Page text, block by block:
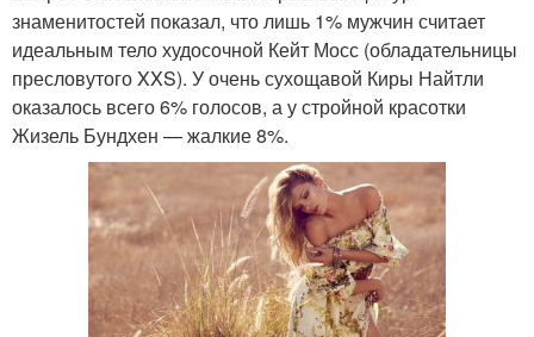
знаменитостей показал, что лишь 1% мужчин считает
идеальным тело худосочной Кейт Мосс (обладательницы
пресловутого XXS). У очень сухощавой Киры Найтли
оказалось всего 6% голосов, а у стройной красотки
Жизель Бундхен — жалкие 8%.